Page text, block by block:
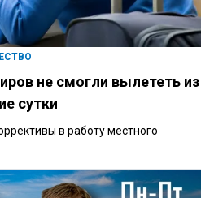
не смогли вылететь из
сутки
в работу местного